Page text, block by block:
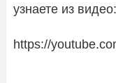
узнаете из видео:
https://